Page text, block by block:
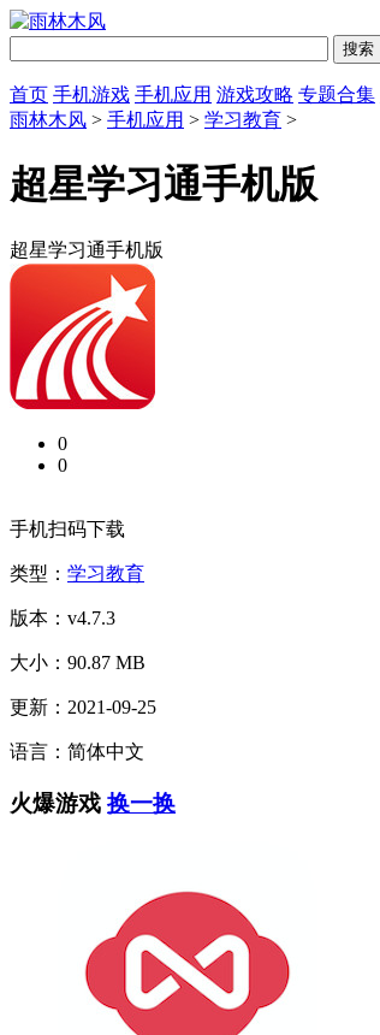
首页 手机游戏 手机应用 游戏攻略 专题合集
雨林木风 > 手机应用 > 学习教育 >
超星学习通手机版
超星学习通手机版
0
0
手机扫码下载
类型： 学习教育
版本：v4.7.3
大小：90.87 MB
更新：2021-09-25
语言：简体中文
火爆游戏 换一换